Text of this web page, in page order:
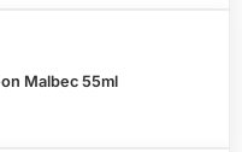
Malbec 55ml